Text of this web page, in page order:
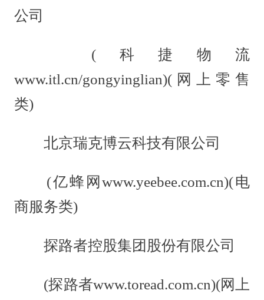
公司
(科捷物流
www.itl.cn/gongyinglian)(网上零售
类)
北京瑞克博云科技有限公司
(亿蜂网www.yeebee.com.cn)(电
商服务类)
探路者控股集团股份有限公司
(探路者www.toread.com.cn)(网上